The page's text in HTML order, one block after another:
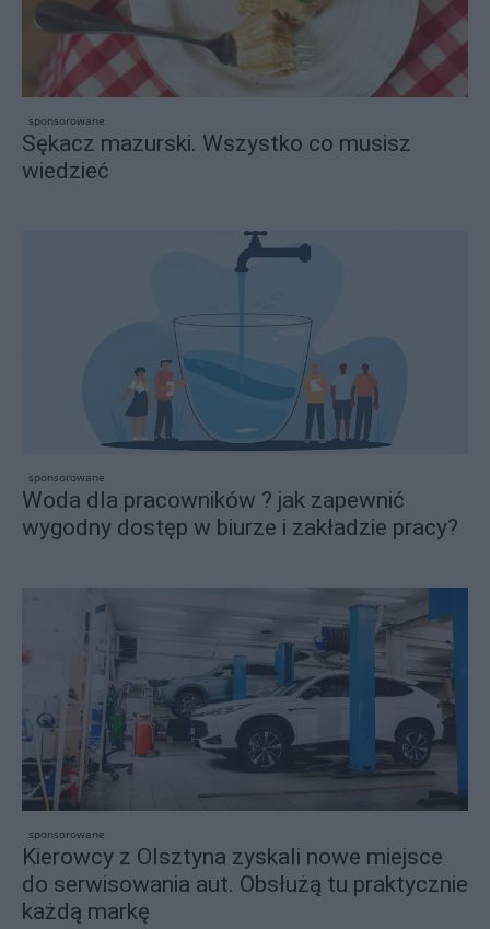
sponsorowane
Sękacz mazurski. Wszystko co musisz
wiedzieć
sponsorowane
Woda dla pracowników ? jak zapewnić
wygodny dostęp w biurze i zakładzie pracy?
sponsorowane
Kierowcy z Olsztyna zyskali nowe miejsce
do serwisowania aut. Obsłużą tu praktycznie
każdą markę